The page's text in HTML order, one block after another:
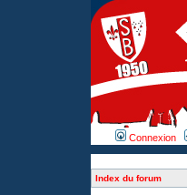
Connexion
Index du forum